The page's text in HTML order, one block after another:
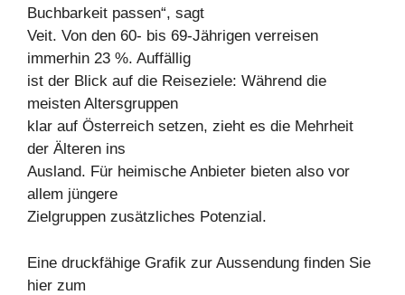
Buchbarkeit passen“, sagt
Veit. Von den 60- bis 69-Jährigen verreisen
immerhin 23 %. Auffällig
ist der Blick auf die Reiseziele: Während die
meisten Altersgruppen
klar auf Österreich setzen, zieht es die Mehrheit
der Älteren ins
Ausland. Für heimische Anbieter bieten also vor
allem jüngere
Zielgruppen zusätzliches Potenzial.
Eine druckfähige Grafik zur Aussendung finden Sie
hier zum